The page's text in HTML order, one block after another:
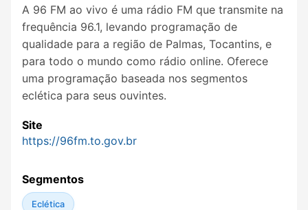
A 96 FM ao vivo é uma rádio FM que transmite na
frequência 96.1, levando programação de
qualidade para a região de Palmas, Tocantins, e
para todo o mundo como rádio online. Oferece
uma programação baseada nos segmentos
eclética para seus ouvintes.
Site
https://96fm.to.gov.br
Segmentos
Eclética